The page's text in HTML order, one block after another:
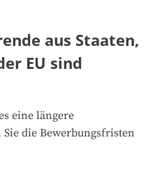
aus Staaten,
EU sind
eine längere
die Bewerbungsfristen